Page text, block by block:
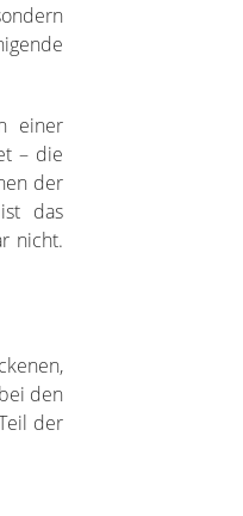
einer
– die
der
das
nicht.
den
der